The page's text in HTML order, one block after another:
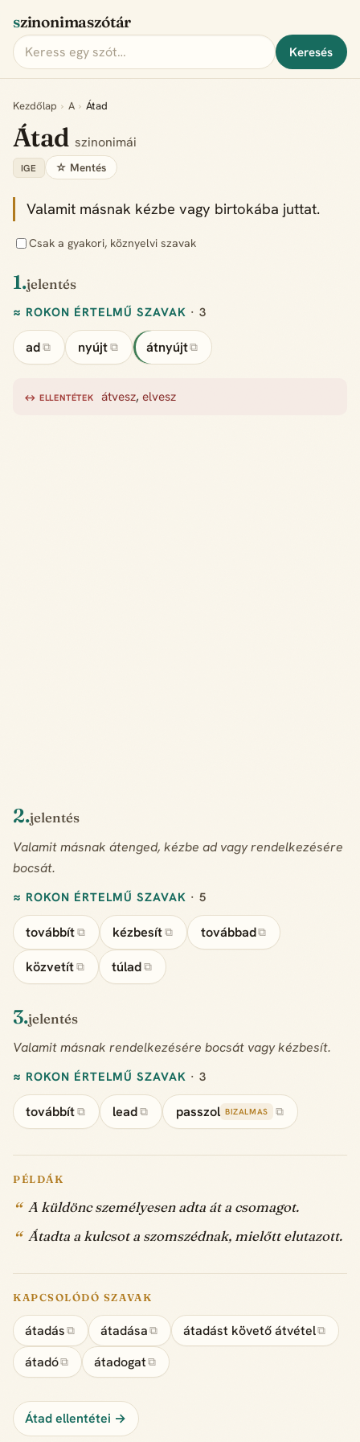
szinonimaszótár
Keresés
Kezdőlap › A › Átad
Átad szinonimái
IGE ☆ Mentés
Valamit másnak kézbe vagy birtokába juttat.
Csak a gyakori, köznyelvi szavak
1.jelentés
≈ ROKON ÉRTELMŰ SZAVAK · 3
ad ⧉ nyújt ⧉ átnyújt⧉
↔ ELLENTÉTEK átvesz,elvesz
2.jelentés
Valamit másnak átenged, kézbe ad vagy rendelkezésére
bocsát.
≈ ROKON ÉRTELMŰ SZAVAK · 5
továbbít ⧉ kézbesít ⧉ továbbad⧉
közvetít ⧉ túlad ⧉
3.jelentés
Valamit másnak rendelkezésére bocsát vagy kézbesít.
≈ ROKON ÉRTELMŰ SZAVAK · 3
továbbít ⧉ lead ⧉ passzol BIZALMAS ⧉
PÉLDÁK
A küldönc személyesen adta át a csomagot.
Átadta a kulcsot a szomszédnak, mielőtt elutazott.
KAPCSOLÓDÓ SZAVAK
átadás ⧉ átadása ⧉ átadást követő átvétel⧉
átadó⧉ átadogat ⧉
Átad ellentétei →